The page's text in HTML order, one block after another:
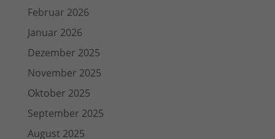
Februar 2026
Januar 2026
Dezember 2025
November 2025
Oktober 2025
September 2025
August 2025